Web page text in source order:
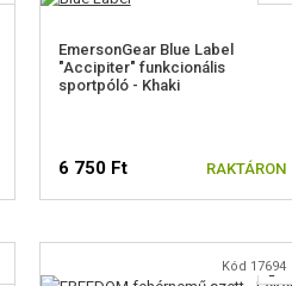
EmersonGear Blue Label
"Accipiter" funkcionális
sportpóló - Khaki
6 750 Ft RAKTÁRON
Kód 17694
L
S